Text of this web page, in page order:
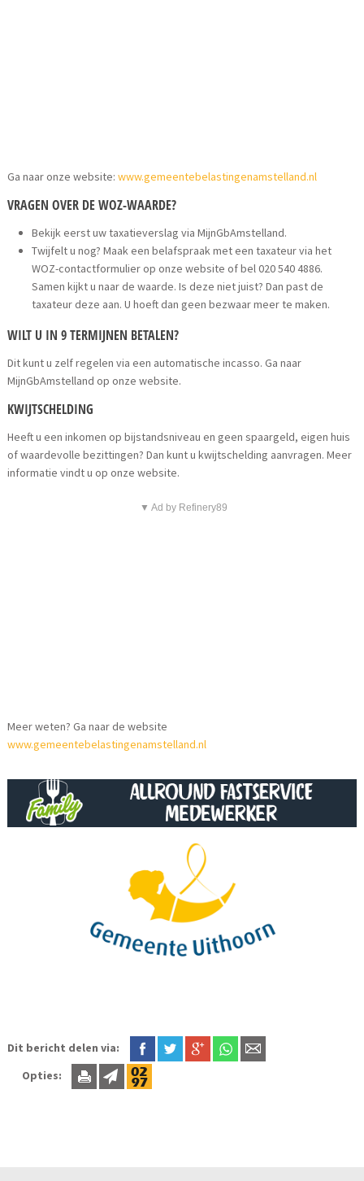
Ga naar onze website:www.gemeentebelastingenamstelland.nl
VRAGEN OVER DE WOZ-WAARDE?
Bekijk eerst uw taxatieverslag via MijnGbAmstelland.
Twijfelt u nog? Maak een belafspraak met een taxateur via het
WOZ-contactformulier op onze website of bel 020 540 4886.
Samen kijkt u naar de waarde. Is deze niet juist? Dan past de
taxateur deze aan. U hoeft dan geen bezwaar meer te maken.
WILT U IN 9 TERMIJNEN BETALEN?
Dit kunt u zelf regelen via een automatische incasso. Ga naar
MijnGbAmstelland op onze website.
KWIJTSCHELDING
Heeft u een inkomen op bijstandsniveau en geen spaargeld, eigen huis
of waardevolle bezittingen? Dan kunt u kwijtschelding aanvragen. Meer
informatie vindt u op onze website.
▼ Ad by Refinery89
Meer weten? Ga naar de website
www.gemeentebelastingenamstelland.nl
Dit bericht delen via:
Opties: